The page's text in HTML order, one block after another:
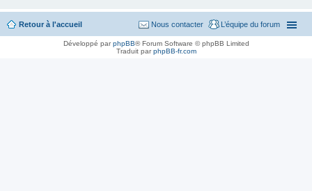
Retour à l'accueil L’équipe du forum
Nous contacter
Développé parphpBB® Forum Software © phpBB Limited
Traduit parphpBB-fr.com